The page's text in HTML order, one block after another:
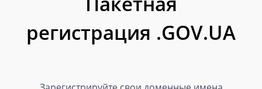
регистрация .GOV.UA